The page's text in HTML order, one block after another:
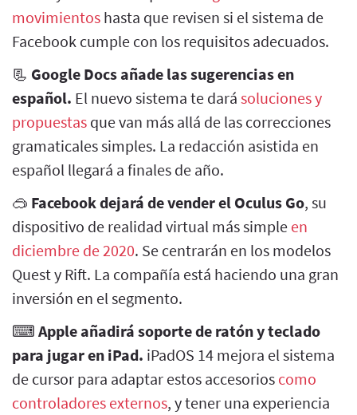
movimientos hasta que revisen si el sistema de
Facebook cumple con los requisitos adecuados.
📃 Google Docs añade las sugerencias en
español. El nuevo sistema te dará soluciones y
propuestas que van más allá de las correcciones
gramaticales simples. La redacción asistida en
español llegará a finales de año.
🥽 Facebook dejará de vender el Oculus Go, su
dispositivo de realidad virtual más simple en
diciembre de 2020. Se centrarán en los modelos
Quest y Rift. La compañía está haciendo una gran
inversión en el segmento.
⌨ Apple añadirá soporte de ratón y teclado
para jugar en iPad. iPadOS 14 mejora el sistema
de cursor para adaptar estos accesorios como
controladores externos, y tener una experiencia